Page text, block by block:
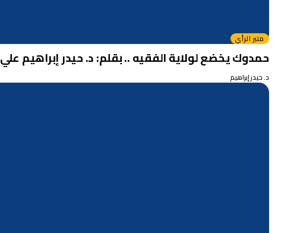
منبر الرأي
حمدوك يخضع لولاية الفقيه .. بقلم: د. حيدر إبراهيم علي
د. حيدر إبراهيم